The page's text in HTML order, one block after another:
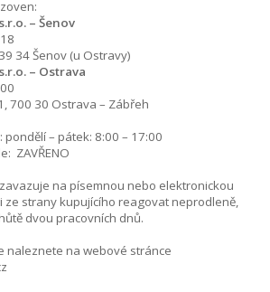
– Šenov
34 Šenov (u Ostravy)
– Ostrava
700 30 Ostrava – Zábřeh
– pátek: 8:00 – 17:00
ZAVŘENO
na písemnou nebo elektronickou
ze strany kupujícího reagovat neprodleně,
dvou pracovních dnů.
naleznete na webové stránce